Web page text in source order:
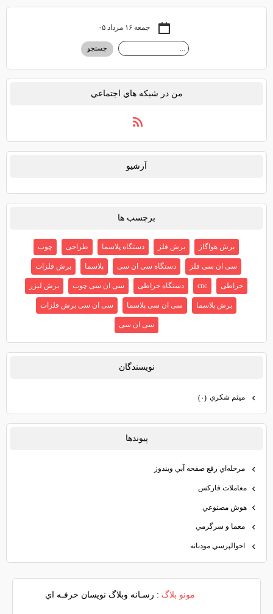
جمعه ۱۶ مرداد ۰۵
من در شبكه هاي اجتماعي
آرشيو
برچسب ها
برش هواگاز برش فلز دستگاه پلاسما طراحی چوب
سی ان سی فلز دستگاه سی ان سی پلاسما برش فلزات
خراطی cnc دستگاه خراطی سی ان سی چوب برش لیزر
برش پلاسما سی ان سی پلاسما سی ان سی برش فلزات
سی ان سی
نويسندگان
ميثم شكري (۰)
پيوندها
مرحله‌اي رفع صفحه آبي ويندوز
معاملات فاركس
هوش مصنوعي
معما و سرگرمي
احوالپرسي مودبانه
مونو بلاگ : رسـانه وبلاگ نويسان حرفـه اي